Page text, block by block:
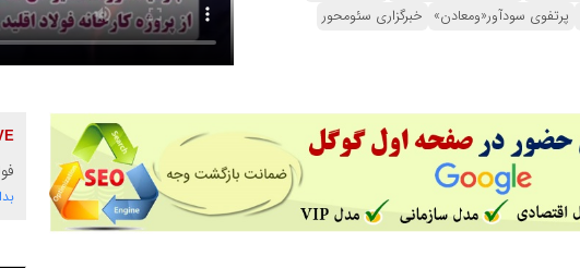
پرتفوی سودآور«ومعادن» خبرگزاری سئومحور